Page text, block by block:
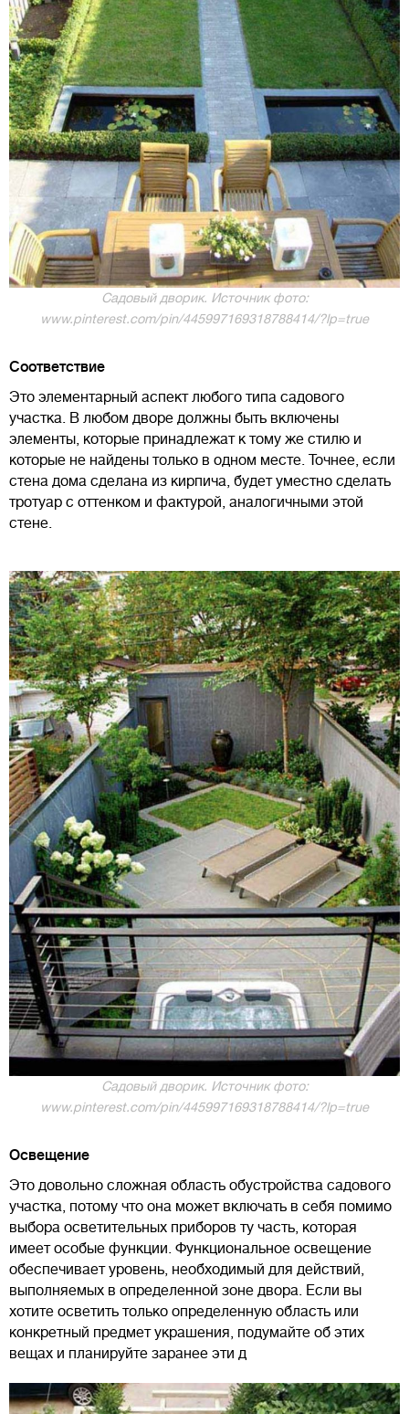
Садовый дворик. Источник фото:
www.pinterest.com/pin/445997169318788414/?lp=true
Соответствие
Это элементарный аспект любого типа садового
участка. В любом дворе должны быть включены
элементы, которые принадлежат к тому же стилю и
которые не найдены только в одном месте. Точнее, если
стена дома сделана из кирпича, будет уместно сделать
тротуар с оттенком и фактурой, аналогичными этой
стене.
Садовый дворик. Источник фото:
www.pinterest.com/pin/445997169318788414/?lp=true
Освещение
Это довольно сложная область обустройства садового
участка, потому что она может включать в себя помимо
выбора осветительных приборов ту часть, которая
имеет особые функции. Функциональное освещение
обеспечивает уровень, необходимый для действий,
выполняемых в определенной зоне двора. Если вы
хотите осветить только определенную область или
конкретный предмет украшения, подумайте об этих
вещах и планируйте заранее эти д